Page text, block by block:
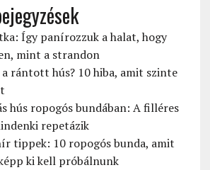
Így panírozzuk a halat, hogy
mint a strandon
rántott hús? 10 hiba, amit szinte
hús ropogós bundában: A filléres
repetázik
tippek: 10 ropogós bunda, amit
ki kell próbálnunk